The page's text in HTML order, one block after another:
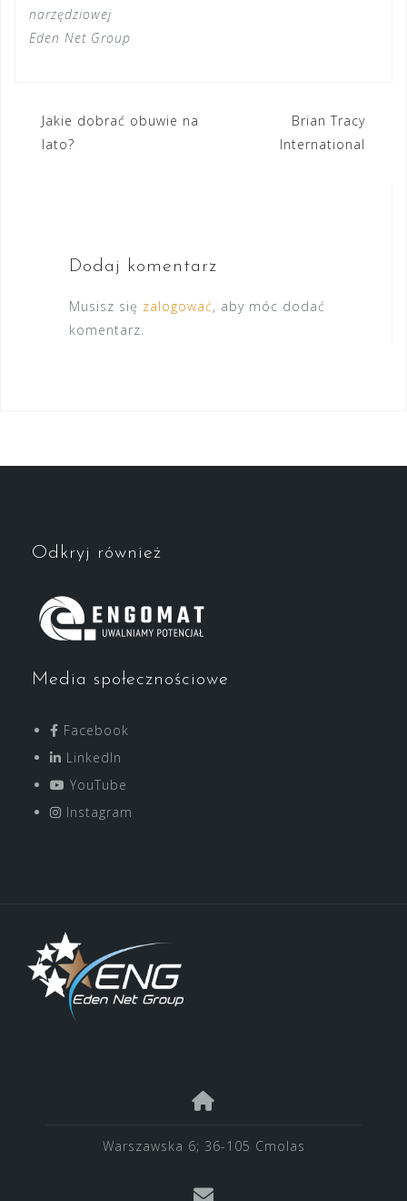
narzędziowej
Eden Net Group
Nawigacja
wpisu
Jakie dobrać obuwie na
lato?
Brian Tracy
International
Dodaj komentarz
Musisz się zalogować, aby móc dodać
komentarz.
Odkryj również
Media społecznościowe
Facebook
LinkedIn
YouTube
Instagram
Warszawska 6; 36-105 Cmolas